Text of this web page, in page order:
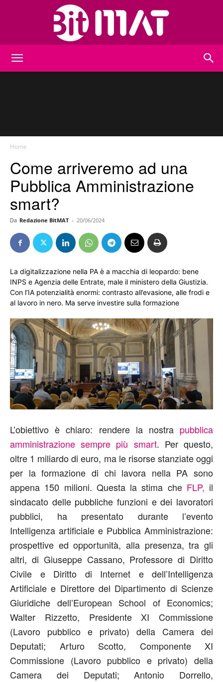
Home
Come arriveremo ad una
Pubblica Amministrazione
smart?
Da Redazione BitMAT - 20/06/2024
La digitalizzazione nella PA è a macchia di leopardo: bene
INPS e Agenzia delle Entrate, male il ministero della Giustizia.
Con l’IA potenzialità enormi: contrasto all’evasione, alle frodi e
al lavoro in nero. Ma serve investire sulla formazione
L’obiettivo è chiaro: rendere la nostra pubblica
amministrazione sempre più smart. Per questo,
oltre 1 miliardo di euro, ma le risorse stanziate oggi
per la formazione di chi lavora nella PA sono
appena 150 milioni. Questa la stima cheFLP, il
sindacato delle pubbliche funzioni e dei lavoratori
pubblici, ha presentato durante l’evento
Intelligenza artificiale e Pubblica Amministrazione:
prospettive ed opportunità, alla presenza, tra gli
altri, di Giuseppe Cassano, Professore di Diritto
Civile e Diritto di Internet e dell’Intelligenza
Artificiale e Direttore del Dipartimento di Scienze
Giuridiche dell’European School of Economics;
Walter Rizzetto, Presidente XI Commissione
(Lavoro pubblico e privato) della Camera dei
Deputati; Arturo Scotto, Componente XI
Commissione (Lavoro pubblico e privato) della
Camera dei Deputati; Antonio Dorrello,